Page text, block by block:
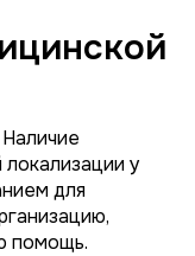
Наличие
у
для
помощь.